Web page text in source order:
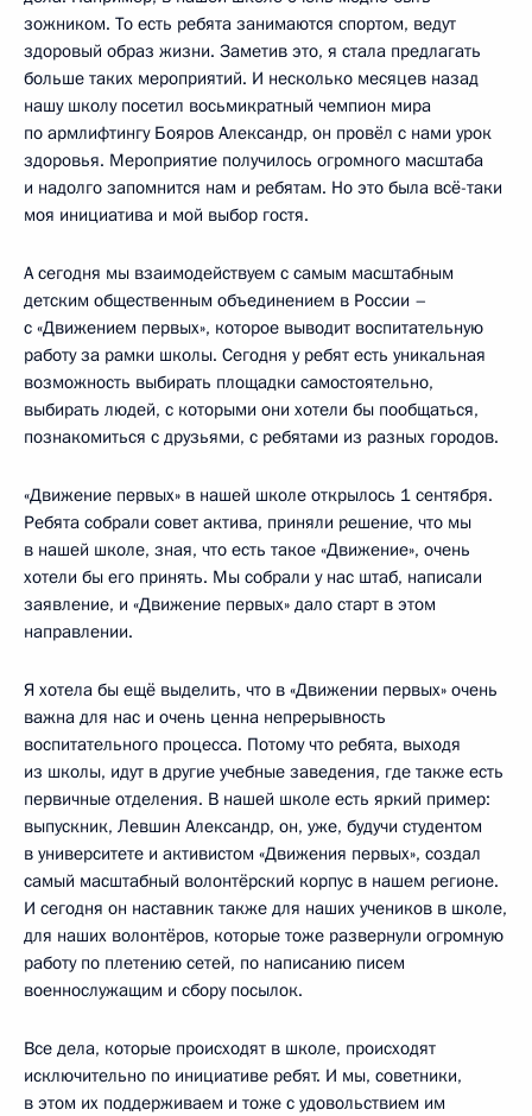
зожником. То есть ребята занимаются спортом, ведут
здоровый образ жизни. Заметив это, я стала предлагать
больше таких мероприятий. И несколько месяцев назад
нашу школу посетил восьмикратный чемпион мира
по армлифтингу Бояров Александр, он провёл с нами урок
здоровья. Мероприятие получилось огромного масштаба
и надолго запомнится нам и ребятам. Но это была всё-таки
моя инициатива и мой выбор гостя.
А сегодня мы взаимодействуем с самым масштабным
детским общественным объединением в России –
с «Движением первых», которое выводит воспитательную
работу за рамки школы. Сегодня у ребят есть уникальная
возможность выбирать площадки самостоятельно,
выбирать людей, с которыми они хотели бы пообщаться,
познакомиться с друзьями, с ребятами из разных городов.
«Движение первых» в нашей школе открылось 1 сентября.
Ребята собрали совет актива, приняли решение, что мы
в нашей школе, зная, что есть такое «Движение», очень
хотели бы его принять. Мы собрали у нас штаб, написали
заявление, и «Движение первых» дало старт в этом
направлении.
Я хотела бы ещё выделить, что в «Движении первых» очень
важна для нас и очень ценна непрерывность
воспитательного процесса. Потому что ребята, выходя
из школы, идут в другие учебные заведения, где также есть
первичные отделения. В нашей школе есть яркий пример:
выпускник, Левшин Александр, он, уже, будучи студентом
в университете и активистом «Движения первых», создал
самый масштабный волонтёрский корпус в нашем регионе.
И сегодня он наставник также для наших учеников в школе,
для наших волонтёров, которые тоже развернули огромную
работу по плетению сетей, по написанию писем
военнослужащим и сбору посылок.
Все дела, которые происходят в школе, происходят
исключительно по инициативе ребят. И мы, советники,
в этом их поддерживаем и тоже с удовольствием им